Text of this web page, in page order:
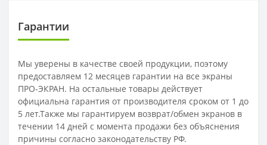
Гарантии
Мы уверены в качестве своей продукции, поэтому
предоставляем 12 месяцев гарантии на все экраны
ПРО-ЭКРАН. На остальные товары действует
официальна гарантия от производителя сроком от 1 до
5 лет.Также мы гарантируем возврат/обмен экранов в
течении 14 дней с момента продажи без объяснения
причины согласно законодательству РФ.